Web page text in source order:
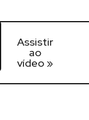
Assistir
ao
vídeo »